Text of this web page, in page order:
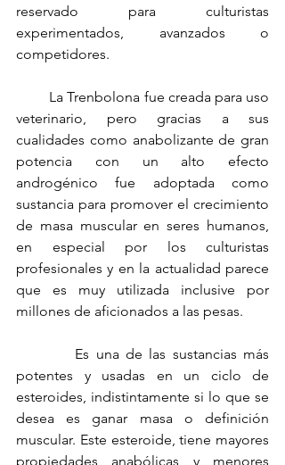
reservado para culturistas
experimentados, avanzados o
competidores.
La Trenbolona fue creada para uso
veterinario, pero gracias a sus
cualidades como anabolizante de gran
potencia con un alto efecto
androgénico fue adoptada como
sustancia para promover el crecimiento
de masa muscular en seres humanos,
en especial por los culturistas
profesionales y en la actualidad parece
que es muy utilizada inclusive por
millones de aficionados a las pesas.
Es una de las sustancias más
potentes y usadas en un ciclo de
esteroides, indistintamente si lo que se
desea es ganar masa o definición
muscular. Este esteroide, tiene mayores
propiedades anabólicas y menores